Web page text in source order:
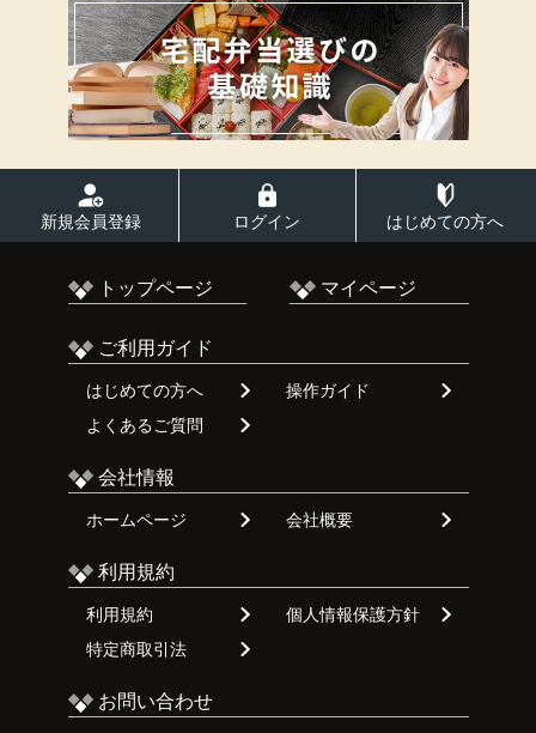
新規会員登録 ログイン はじめての方へ
トップページ マイページ
ご利用ガイド
はじめての方へ
操作ガイド
よくあるご質問
会社情報
ホームページ 会社概要
利用規約
利用規約
個人情報保護方針
特定商取引法
お問い合わせ